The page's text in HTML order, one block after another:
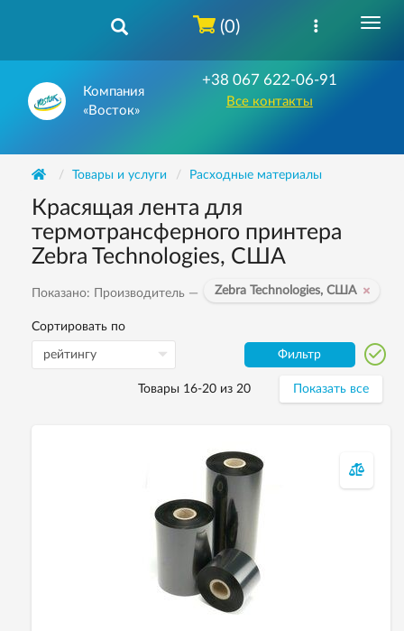
Компания
«Восток»
+38 067 622-06-91
Все контакты
(0)
Товары и услуги Расходные материалы
Красящая лента для
термотрансферного принтера
Zebra Technologies, США
Показано: Производитель — Zebra Technologies, США
Сортировать по
Фильтр
Товары 16-20 из 20 Показать все